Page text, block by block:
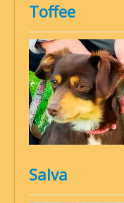
Toffee
Salva